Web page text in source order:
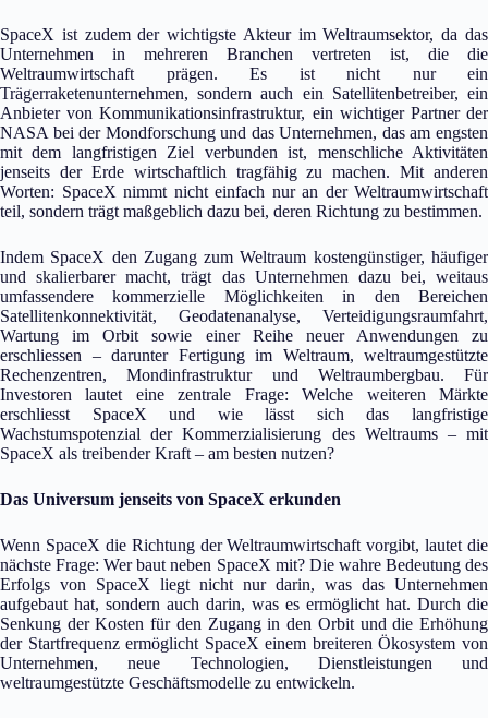
SpaceX ist zudem der wichtigste Akteur im Weltraumsektor, da das
Unternehmen in mehreren Branchen vertreten ist, die die
Weltraumwirtschaft prägen. Es ist nicht nur ein
Trägerraketenunternehmen, sondern auch ein Satellitenbetreiber, ein
Anbieter von Kommunikationsinfrastruktur, ein wichtiger Partner der
NASA bei der Mondforschung und das Unternehmen, das am engsten
mit dem langfristigen Ziel verbunden ist, menschliche Aktivitäten
jenseits der Erde wirtschaftlich tragfähig zu machen. Mit anderen
Worten: SpaceX nimmt nicht einfach nur an der Weltraumwirtschaft
teil, sondern trägt maßgeblich dazu bei, deren Richtung zu bestimmen.
Indem SpaceX den Zugang zum Weltraum kostengünstiger, häufiger
und skalierbarer macht, trägt das Unternehmen dazu bei, weitaus
umfassendere kommerzielle Möglichkeiten in den Bereichen
Satellitenkonnektivität, Geodatenanalyse, Verteidigungsraumfahrt,
Wartung im Orbit sowie einer Reihe neuer Anwendungen zu
erschliessen – darunter Fertigung im Weltraum, weltraumgestützte
Rechenzentren, Mondinfrastruktur und Weltraumbergbau. Für
Investoren lautet eine zentrale Frage: Welche weiteren Märkte
erschliesst SpaceX und wie lässt sich das langfristige
Wachstumspotenzial der Kommerzialisierung des Weltraums – mit
SpaceX als treibender Kraft – am besten nutzen?
Das Universum jenseits von SpaceX erkunden
Wenn SpaceX die Richtung der Weltraumwirtschaft vorgibt, lautet die
nächste Frage: Wer baut neben SpaceX mit? Die wahre Bedeutung des
Erfolgs von SpaceX liegt nicht nur darin, was das Unternehmen
aufgebaut hat, sondern auch darin, was es ermöglicht hat. Durch die
Senkung der Kosten für den Zugang in den Orbit und die Erhöhung
der Startfrequenz ermöglicht SpaceX einem breiteren Ökosystem von
Unternehmen, neue Technologien, Dienstleistungen und
weltraumgestützte Geschäftsmodelle zu entwickeln.